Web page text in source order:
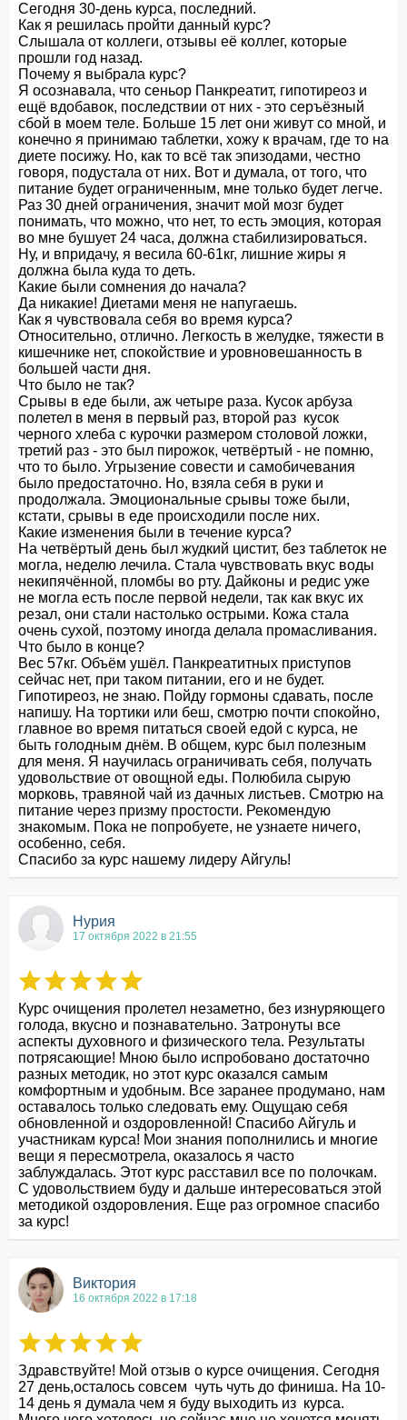
Сегодня 30-день курса, последний.
Как я решилась пройти данный курс?
Слышала от коллеги, отзывы её коллег, которые
прошли год назад.
Почему я выбрала курс?
Я осознавала, что сеньор Панкреатит, гипотиреоз и
ещё вдобавок, последствии от них - это серъёзный
сбой в моем теле. Больше 15 лет они живут со мной, и
конечно я принимаю таблетки, хожу к врачам, где то на
диете посижу. Но, как то всё так эпизодами, честно
говоря, подустала от них. Вот и думала, от того, что
питание будет ограниченным, мне только будет легче.
Раз 30 дней ограничения, значит мой мозг будет
понимать, что можно, что нет, то есть эмоция, которая
во мне бушует 24 часа, должна стабилизироваться.
Ну, и впридачу, я весила 60-61кг, лишние жиры я
должна была куда то деть.
Какие были сомнения до начала?
Да никакие! Диетами меня не напугаешь.
Как я чувствовала себя во время курса?
Относительно, отлично. Легкость в желудке, тяжести в
кишечнике нет, спокойствие и уровновешанность в
большей части дня.
Что было не так?
Срывы в еде были, аж четыре раза. Кусок арбуза
полетел в меня в первый раз, второй раз  кусок
черного хлеба с курочки размером столовой ложки,
третий раз - это был пирожок, четвёртый - не помню,
что то было. Угрызение совести и самобичевания
было предостаточно. Но, взяла себя в руки и
продолжала. Эмоциональные срывы тоже были,
кстати, срывы в еде происходили после них.
Какие изменения были в течение курса?
На четвёртый день был жудкий цистит, без таблеток не
могла, неделю лечила. Стала чувствовать вкус воды
некипячённой, пломбы во рту. Дайконы и редис уже
не могла есть после первой недели, так как вкус их
резал, они стали настолько острыми. Кожа стала
очень сухой, поэтому иногда делала промасливания.
Что было в конце?
Вес 57кг. Объём ушёл. Панкреатитных приступов
сейчас нет, при таком питании, его и не будет.
Гипотиреоз, не знаю. Пойду гормоны сдавать, после
напишу. На тортики или беш, смотрю почти спокойно,
главное во время питаться своей едой с курса, не
быть голодным днём. В общем, курс был полезным
для меня. Я научилась ограничивать себя, получать
удовольствие от овощной еды. Полюбила сырую
морковь, травяной чай из дачных листьев. Смотрю на
питание через призму простости. Рекомендую
знакомым. Пока не попробуете, не узнаете ничего,
особенно, себя.
Спасибо за курс нашему лидеру Айгуль!
Нурия
17 октября 2022 в 21:55
Курс очищения пролетел незаметно, без изнуряющего
голода, вкусно и познавательно. Затронуты все
аспекты духовного и физического тела. Результаты
потрясающие! Мною было испробовано достаточно
разных методик, но этот курс оказался самым
комфортным и удобным. Все заранее продумано, нам
оставалось только следовать ему. Ощущаю себя
обновленной и оздоровленной! Спасибо Айгуль и
участникам курса! Мои знания пополнились и многие
вещи я пересмотрела, оказалось я часто
заблуждалась. Этот курс расставил все по полочкам.
С удовольствием буду и дальше интересоваться этой
методикой оздоровления. Еще раз огромное спасибо
за курс!
Виктория
16 октября 2022 в 17:18
Здравствуйте! Мой отзыв о курсе очищения. Сегодня
27 день,осталось совсем  чуть чуть до финиша. На 10-
14 день я думала чем я буду выходить из  курса.